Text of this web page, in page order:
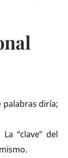
palabras diría;
“clave” del